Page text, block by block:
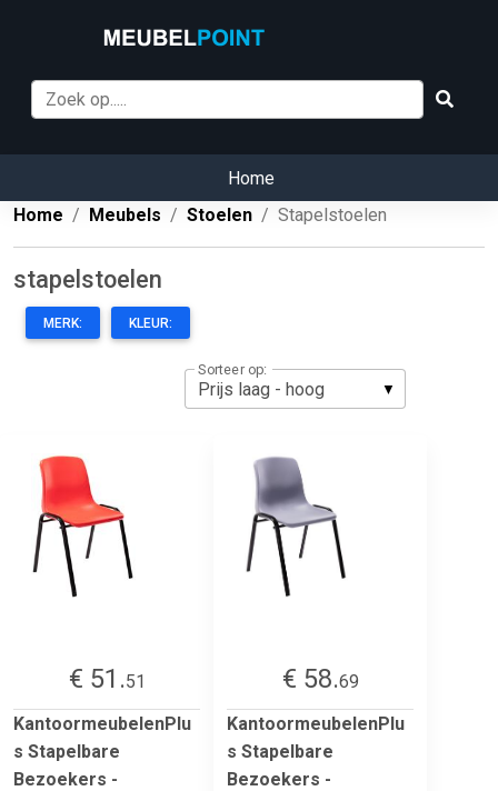
Home
Home
Meubels Stoelen Stapelstoelen
stapelstoelen
MERK: KLEUR:
Sorteer op:
€ 51.51
KantoormeubelenPlu
s Stapelbare
Bezoekers -
€ 58.69
KantoormeubelenPlu
s Stapelbare
Bezoekers -